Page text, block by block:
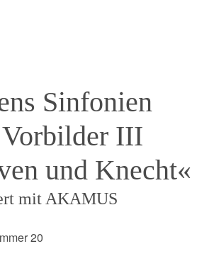
Sinfonien
III
und Knecht«
mit AKAMUS